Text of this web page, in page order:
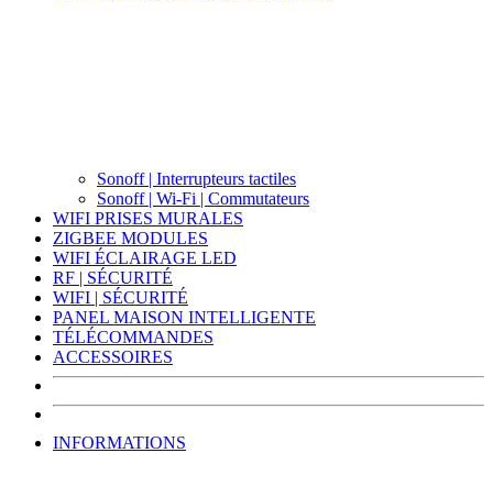
Sonoff | Interrupteurs tactiles
Sonoff | Wi-Fi | Commutateurs
WIFI PRISES MURALES
ZIGBEE MODULES
WIFI ÉCLAIRAGE LED
RF | SÉCURITÉ
WIFI | SÉCURITÉ
PANEL MAISON INTELLIGENTE
TÉLÉCOMMANDES
ACCESSOIRES
INFORMATIONS